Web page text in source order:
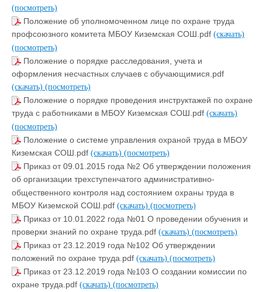
(посмотреть)
Положение об уполномоченном лице по охране труда
профсоюзного комитета МБОУ Киземская СОШ.pdf (скачать)
(посмотреть)
Положение о порядке расследования, учета и
оформления несчастных случаев с обучающимися.pdf
(скачать) (посмотреть)
Положение о порядке проведения инструктажей по охране
труда с работниками в МБОУ Киземская СОШ.pdf (скачать)
(посмотреть)
Положение о системе управления охраной труда в МБОУ
Киземская СОШ.pdf (скачать) (посмотреть)
Приказ от 09.01.2015 года №2 Об утверждении положения
об организации трехступенчатого административно-
общественного контроля над состоянием охраны труда в
МБОУ Киземской СОШ.pdf (скачать) (посмотреть)
Приказ от 10.01.2022 года №01 О проведении обучения и
проверки знаний по охране труда.pdf (скачать) (посмотреть)
Приказ от 23.12.2019 года №102 Об утверждении
положений по охране труда.pdf (скачать) (посмотреть)
Приказ от 23.12.2019 года №103 О создании комиссии по
охране труда.pdf (скачать) (посмотреть)